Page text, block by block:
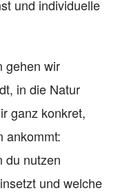
und individuelle
gehen wir
in die Natur
ganz konkret,
ankommt:
du nutzen
und welche